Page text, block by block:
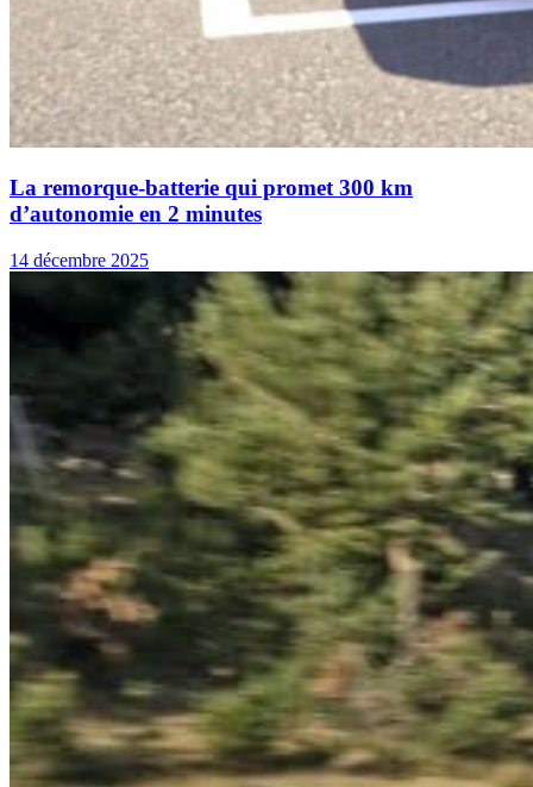
La remorque-batterie qui promet 300 km
d’autonomie en 2 minutes
14 décembre 2025